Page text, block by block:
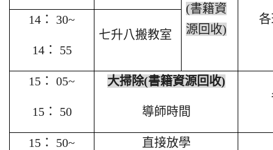
(書籍資
源回收)
14 ： 30~
14： 55
七升八搬教室
15 ： 05~
15： 50
大掃除(書籍資源回收)
導師時間
15 ： 50~ 直接放學